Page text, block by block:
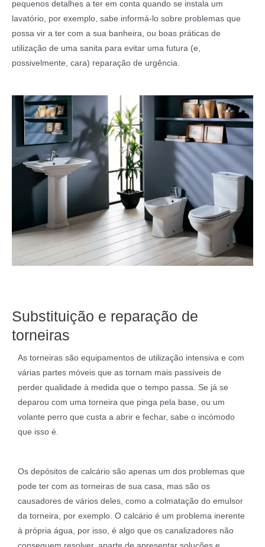
pequenos detalhes a ter em conta quando se instala um
lavatório, por exemplo, sabe informá-lo sobre problemas que
possa vir a ter com a sua banheira, ou boas práticas de
utilização de uma sanita para evitar uma futura (e,
possivelmente, cara) reparação de urgência.
Substituição e reparação de
torneiras
As torneiras são equipamentos de utilização intensiva e com
várias partes móveis que as tornam mais passíveis de
perder qualidade à medida que o tempo passa. Se já se
deparou com uma torneira que pinga pela base, ou um
volante perro que custa a abrir e fechar, sabe o incómodo
que isso é.
Os depósitos de calcário são apenas um dos problemas que
pode ter com as torneiras de sua casa, mas são os
causadores de vários deles, como a colmatação do emulsor
da torneira, por exemplo. O calcário é um problema inerente
à própria água, por isso, é algo que os canalizadores não